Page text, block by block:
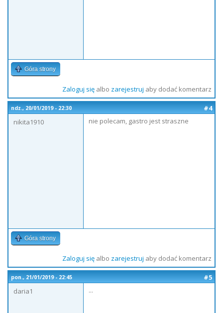
Góra strony
Zaloguj sięalbo zarejestruj aby dodać komentarz
ndz., 20/01/2019 - 22:30
#4
nikita1910
nie polecam, gastro jest straszne
Góra strony
Zaloguj sięalbo zarejestruj aby dodać komentarz
pon., 21/01/2019 - 22:45
#5
daria1
...